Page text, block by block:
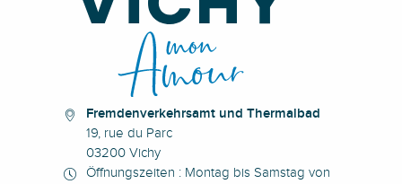
Fremdenverkehrsamt und Thermalbad
19, rue du Parc
03200 Vichy
Öffnungszeiten : Montag bis Samstag von